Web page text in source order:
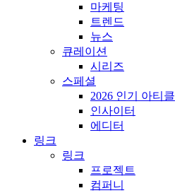
마케팅
트렌드
뉴스
큐레이션
시리즈
스페셜
2026 인기 아티클
인사이터
에디터
링크
링크
프로젝트
컴퍼니